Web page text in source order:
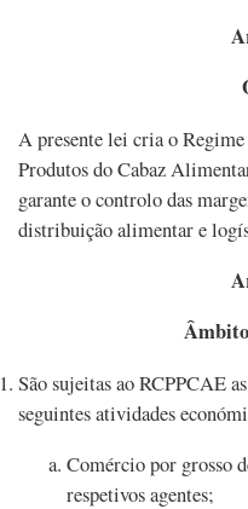
A presente lei cria o
Produtos do Cabaz
garante o controlo das
distribuição alimentar e
São sujeitas ao RCPPCAE
seguintes atividades
Comércio por grosso
respetivos agentes;